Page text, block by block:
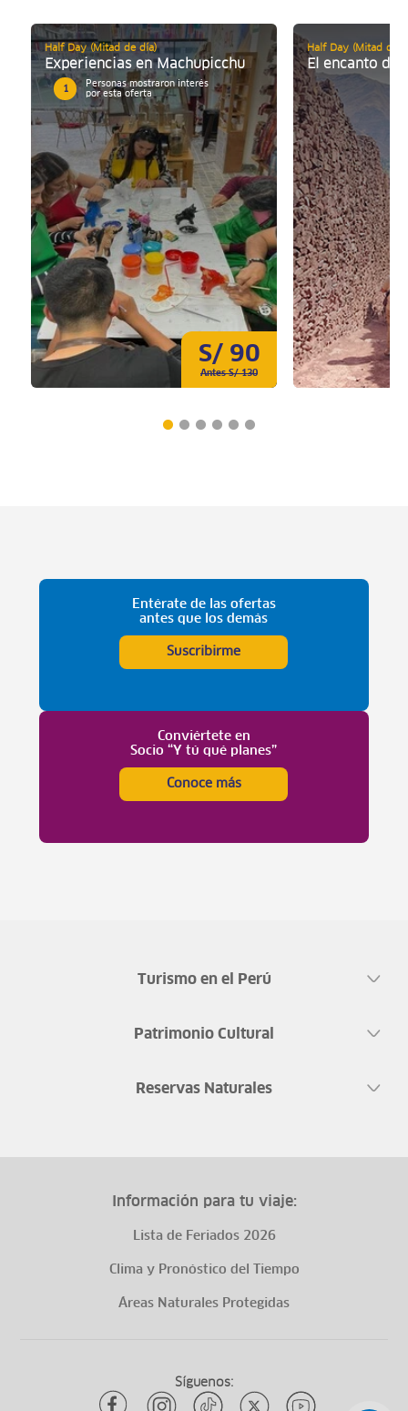
S/ 90
Antes S/ 130
Half Day (Mitad de día)
Experiencias en Machupicchu
1
Personas mostraron interés
por esta oferta
Half Day (Mitad de
El encanto del
Entérate de las ofertas
antes que los demás
Suscribirme
Conviértete en
Socio “Y tú qué planes”
Conoce más
Turismo en el Perú
Patrimonio Cultural
Reservas Naturales
Información para tu viaje:
Lista de Feriados 2026
Clima y Pronóstico del Tiempo
Áreas Naturales Protegidas
Síguenos: